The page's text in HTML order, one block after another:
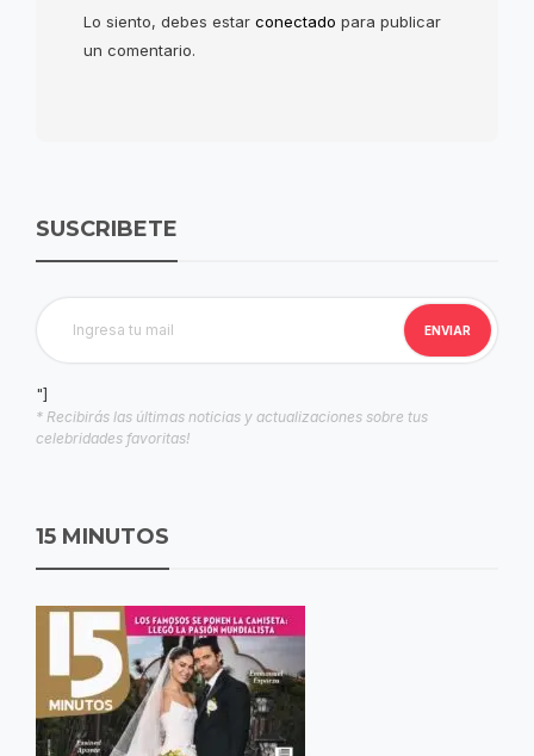
Lo siento, debes estar conectado para publicar
un comentario.
SUSCRIBETE
"]
* Recibirás las últimas noticias y actualizaciones sobre tus
celebridades favoritas!
15 MINUTOS